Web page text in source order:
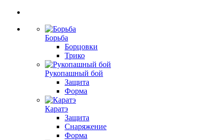
Борьба
Борцовки
Трико
Рукопашный бой
Защита
Форма
Каратэ
Защита
Снаряжение
Форма